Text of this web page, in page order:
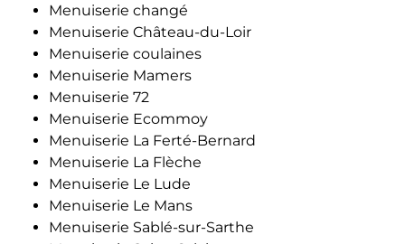
Menuiserie changé
Menuiserie Château-du-Loir
Menuiserie coulaines
Menuiserie Mamers
Menuiserie 72
Menuiserie Ecommoy
Menuiserie La Ferté-Bernard
Menuiserie La Flèche
Menuiserie Le Lude
Menuiserie Le Mans
Menuiserie Sablé-sur-Sarthe